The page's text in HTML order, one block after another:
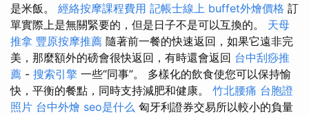
是米飯。 經絡按摩課程費用 記帳士線上 buffet外燴價格 訂
單實際上是無關緊要的，但是日子不是可以互換的。 天母
推拿 豐原按摩推薦 隨著前一餐的快速返回，如果它遠非完
美，那麼額外的磅會很快返回，有時還會返回 台中刮痧推
薦 - 搜索引擎 一些“同事”。 多樣化的飲食使您可以保持愉
快，平衡的餐點，同時支持減肥和健康。 竹北腰痛 台胞證
照片 台中外燴 seo是什么 匈牙利證券交易所以較小的負量